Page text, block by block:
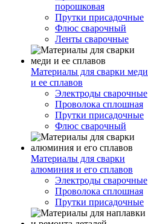
порошковая
Прутки присадочные
Флюс сварочный
Ленты сварочные
Материалы для сварки меди
и ее сплавов
Электроды сварочные
Проволока сплошная
Прутки присадочные
Флюс сварочный
Материалы для сварки
алюминия и его сплавов
Электроды сварочные
Проволока сплошная
Прутки присадочные